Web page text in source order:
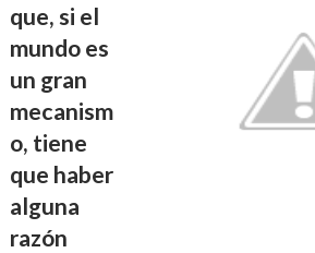
que, si el
mundo es
un gran
mecanism
o, tiene
que haber
alguna
razón